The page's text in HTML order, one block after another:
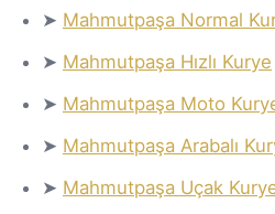
➤ Mahmutpaşa Normal
➤ Mahmutpaşa Hızlı Kurye
➤ Mahmutpaşa Moto
➤ Mahmutpaşa Arabalı
➤ Mahmutpaşa Uçak